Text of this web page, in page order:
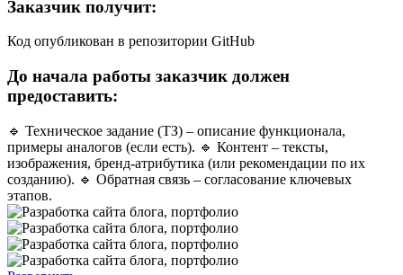
Заказчик получит:
Код опубликован в репозитории GitHub
До начала работы заказчик должен
предоставить:
🔹 Техническое задание (ТЗ) – описание функционала,
примеры аналогов (если есть). 🔹 Контент – тексты,
изображения, бренд-атрибутика (или рекомендации по их
созданию). 🔹 Обратная связь – согласование ключевых
этапов.